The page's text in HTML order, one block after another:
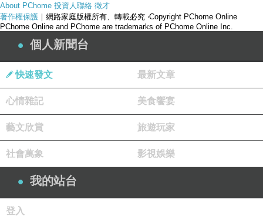
About PChome 投資人聯絡 徵才
著作權保護 ｜網路家庭版權所有、轉載必究 ‧Copyright PChome Online
PChome Online and PChome are trademarks of PChome Online Inc.
個人新聞台
快速發文 最新文章
心情雜記 美食饗宴
藝文欣賞 旅遊玩家
社會萬象 影視娛樂
我的站台
登入